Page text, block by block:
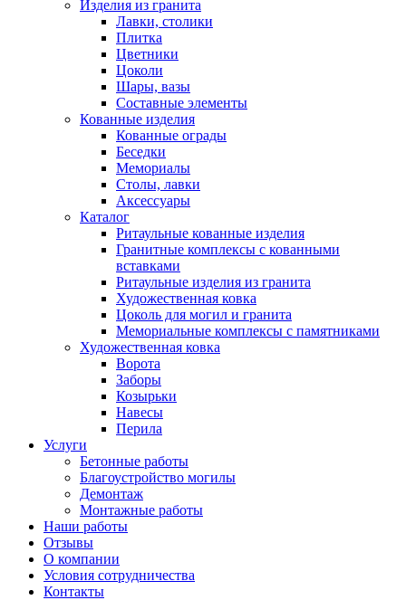
Изделия из гранита
Лавки, столики
Плитка
Цветники
Цоколи
Шары, вазы
Составные элементы
Кованные изделия
Кованные ограды
Беседки
Мемориалы
Столы, лавки
Аксессуары
Каталог
Ритаульные кованные изделия
Гранитные комплексы с кованными
вставками
Ритаульные изделия из гранита
Художественная ковка
Цоколь для могил и гранита
Мемориальные комплексы с памятниками
Художественная ковка
Ворота
Заборы
Козырьки
Навесы
Перила
Услуги
Бетонные работы
Благоустройство могилы
Демонтаж
Монтажные работы
Наши работы
Отзывы
О компании
Условия сотрудничества
Контакты